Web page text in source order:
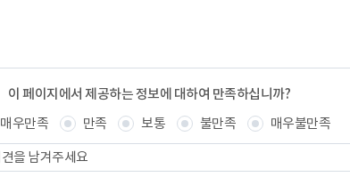
이 페이지에서 제공하는 정보에 대하여 만족하십니까?
매우만족
만족 보통 불만족
매우불만족